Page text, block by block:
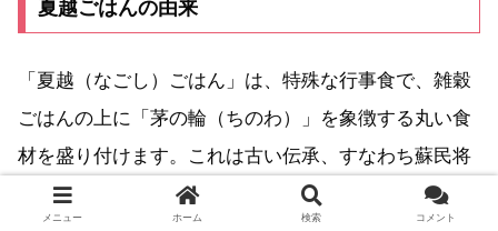
夏越ごはんの由来
「夏越（なごし）ごはん」は、特殊な行事食で、雑穀
ごはんの上に「茅の輪（ちのわ）」を象徴する丸い食
材を盛り付けます。これは古い伝承、すなわち蘇民将
来（そみんしょうらい）が素盞嗚尊（すさのおのみこ
メニュー ホーム 検索 コメント